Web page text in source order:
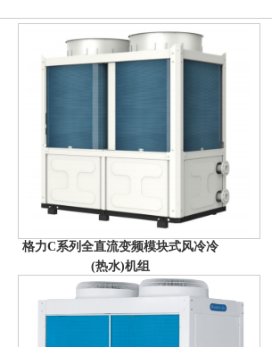
格力C系列全直流变频模块式风冷冷
(热水)机组